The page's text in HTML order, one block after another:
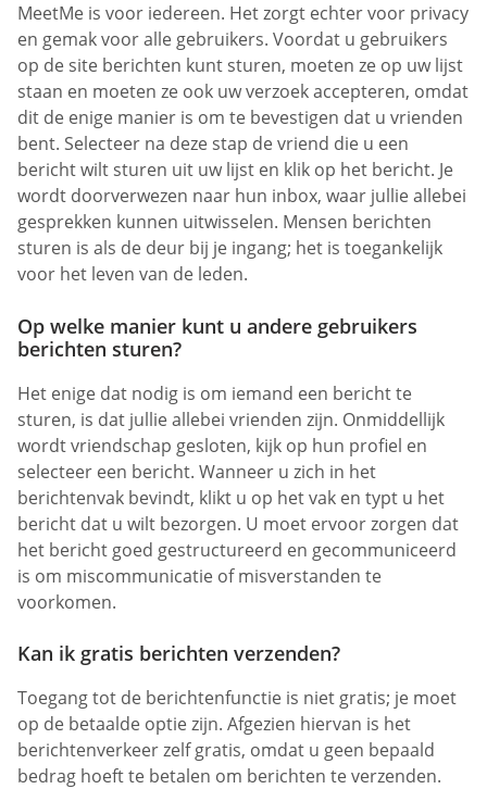
MeetMe is voor iedereen. Het zorgt echter voor privacy
en gemak voor alle gebruikers. Voordat u gebruikers
op de site berichten kunt sturen, moeten ze op uw lijst
staan en moeten ze ook uw verzoek accepteren, omdat
dit de enige manier is om te bevestigen dat u vrienden
bent. Selecteer na deze stap de vriend die u een
bericht wilt sturen uit uw lijst en klik op het bericht. Je
wordt doorverwezen naar hun inbox, waar jullie allebei
gesprekken kunnen uitwisselen. Mensen berichten
sturen is als de deur bij je ingang; het is toegankelijk
voor het leven van de leden.
Op welke manier kunt u andere gebruikers
berichten sturen?
Het enige dat nodig is om iemand een bericht te
sturen, is dat jullie allebei vrienden zijn. Onmiddellijk
wordt vriendschap gesloten, kijk op hun profiel en
selecteer een bericht. Wanneer u zich in het
berichtenvak bevindt, klikt u op het vak en typt u het
bericht dat u wilt bezorgen. U moet ervoor zorgen dat
het bericht goed gestructureerd en gecommuniceerd
is om miscommunicatie of misverstanden te
voorkomen.
Kan ik gratis berichten verzenden?
Toegang tot de berichtenfunctie is niet gratis; je moet
op de betaalde optie zijn. Afgezien hiervan is het
berichtenverkeer zelf gratis, omdat u geen bepaald
bedrag hoeft te betalen om berichten te verzenden.